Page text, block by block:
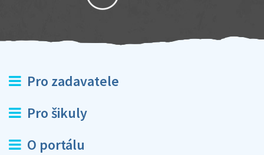
Pro zadavatele
Pro šikuly
O portálu